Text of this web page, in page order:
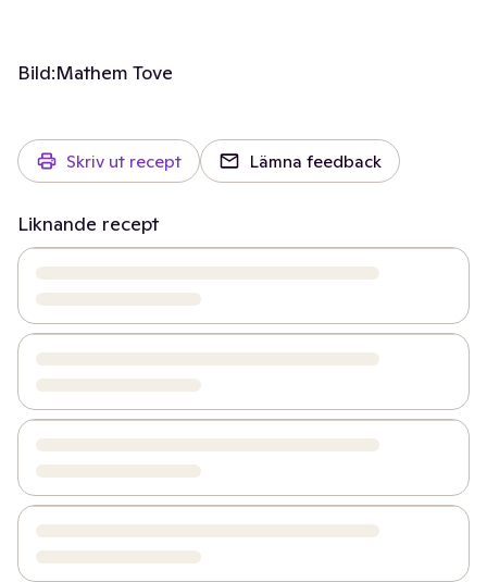
Bild:Mathem Tove
Skriv ut recept Lämna feedback
Liknande recept